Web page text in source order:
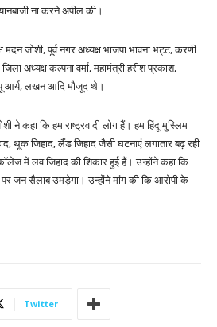
ना करने अपील की।
मदन जोशी, पूर्व नगर अध्यक्ष भाजपा भावना भट्ट, करणी
अध्यक्ष कल्पना वर्मा, महामंत्री हरीश प्रकाश,
आर्य, लखन आदि मौजूद थे।
ने कहा कि हम राष्ट्रवादी लोग हैं। हम हिंदू मुस्लिम
थूक जिहाद, लैंड जिहाद जैसी घटनाएं लगातार बढ़ रही
में लव जिहाद की शिकार हुई हैं। उन्होंने कहा कि
जन सैलाब उमड़ेगा। उन्होंने मांग की कि आरोपी के
Twitter